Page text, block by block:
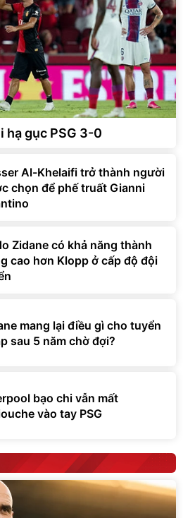
hạ gục PSG 3-0
Al-Khelaifi trở thành người
chọn để phế truất Gianni
Zidane có khả năng thành
cao hơn Klopp ở cấp độ đội
mang lại điều gì cho tuyển
sau 5 năm chờ đợi?
bạo chi vẫn mất
vào tay PSG